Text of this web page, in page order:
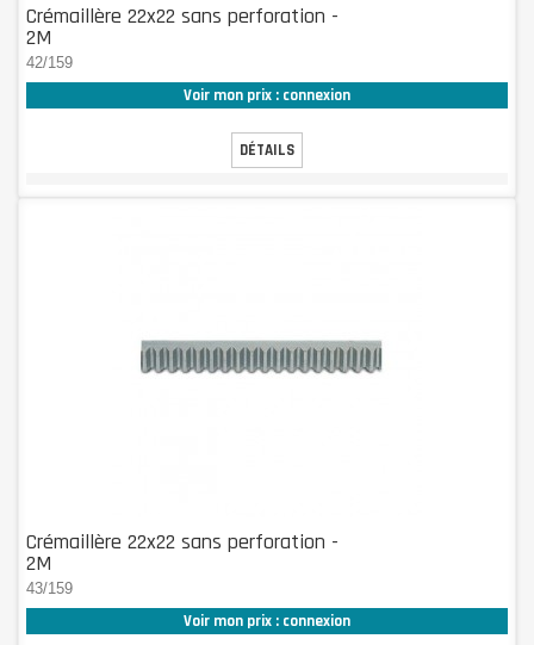
Crémaillère 22x22 sans perforation -
2M
42/159
Voir mon prix : connexion
DÉTAILS
Crémaillère 22x22 sans perforation -
2M
43/159
Voir mon prix : connexion